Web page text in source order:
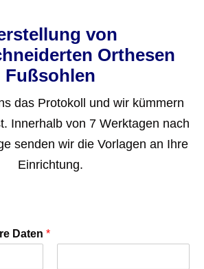
von
Orthesen
Fußsohlen
das Protokoll und wir kümmern
Innerhalb von 7 Werktagen nach
senden wir die Vorlagen an Ihre
Einrichtung.
Daten *